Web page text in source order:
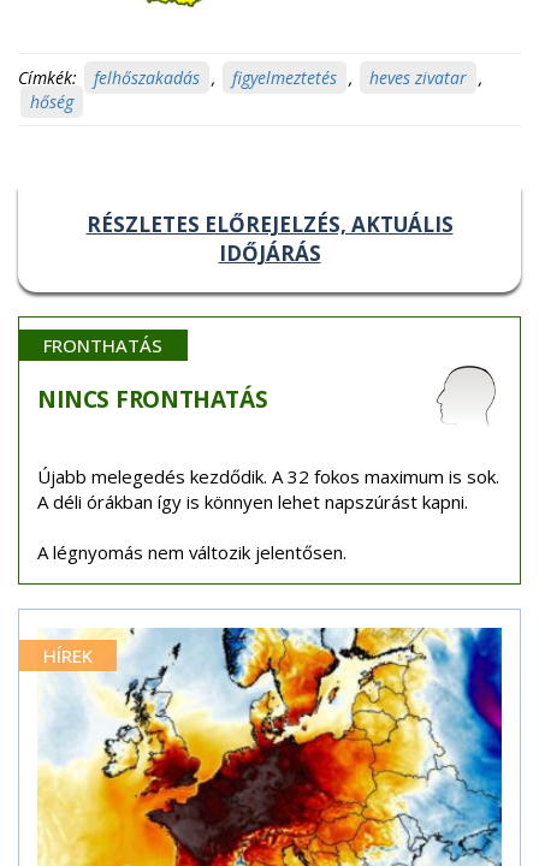
Címkék: felhőszakadás , figyelmeztetés , heves zivatar ,
hőség
RÉSZLETES ELŐREJELZÉS, AKTUÁLIS
IDŐJÁRÁS
FRONTHATÁS
NINCS FRONTHATÁS
Újabb melegedés kezdődik. A 32 fokos maximum is sok.
A déli órákban így is könnyen lehet napszúrást kapni.
A légnyomás nem változik jelentősen.
HÍREK